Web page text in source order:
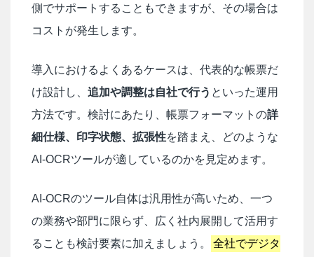
側でサポートすることもできますが、その場合は
コストが発生します。
導入におけるよくあるケースは、代表的な帳票だ
け設計し、 追加や調整は自社で行う といった運用
方法です。検討にあたり、帳票フォーマットの詳
細仕様、印字状態、拡張性を踏まえ、どのような
AI-OCRツールが適しているのかを見定めます。
AI-OCRのツール自体は汎用性が高いため、一つ
の業務や部門に限らず、広く社内展開して活用す
ることも検討要素に加えましょう。
全社でデジタ